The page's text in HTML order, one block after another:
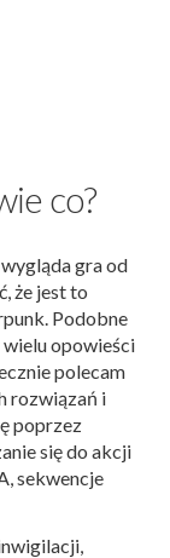
co?
gra od
że jest to
Podobne
wielu opowieści
polecam
rozwiązań i
poprzez
się do akcji
sekwencje